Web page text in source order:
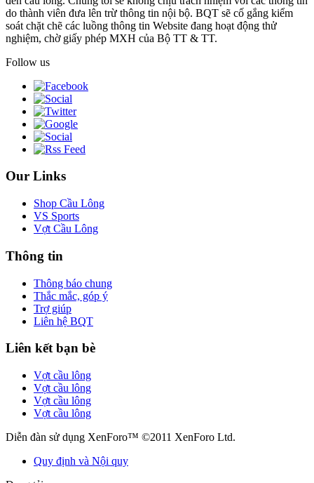
do thành viên đưa lên trừ thông tin nội bộ. BQT sẽ cố gắng kiểm
soát chặt chẽ các luồng thông tin Website đang hoạt động thử
nghiệm, chờ giấy phép MXH của Bộ TT & TT.
Follow us
Our Links
Shop Cầu Lông
VS Sports
Vợt Cầu Lông
Thông tin
Thông báo chung
Thắc mắc, góp ý
Trợ giúp
Liên hệ BQT
Liên kết bạn bè
Vợt cầu lông
Vợt cầu lông
Vợt cầu lông
Vợt cầu lông
Diễn đàn sử dụng XenForo™ ©2011 XenForo Ltd.
Quy định và Nội quy